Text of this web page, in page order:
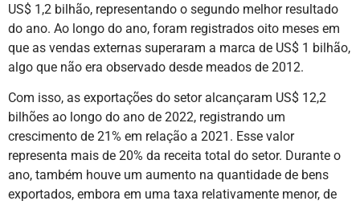
US$ 1,2 bilhão, representando o segundo melhor resultado
do ano. Ao longo do ano, foram registrados oito meses em
que as vendas externas superaram a marca de US$ 1 bilhão,
algo que não era observado desde meados de 2012.
Com isso, as exportações do setor alcançaram US$ 12,2
bilhões ao longo do ano de 2022, registrando um
crescimento de 21% em relação a 2021. Esse valor
representa mais de 20% da receita total do setor. Durante o
ano, também houve um aumento na quantidade de bens
exportados, embora em uma taxa relativamente menor, de